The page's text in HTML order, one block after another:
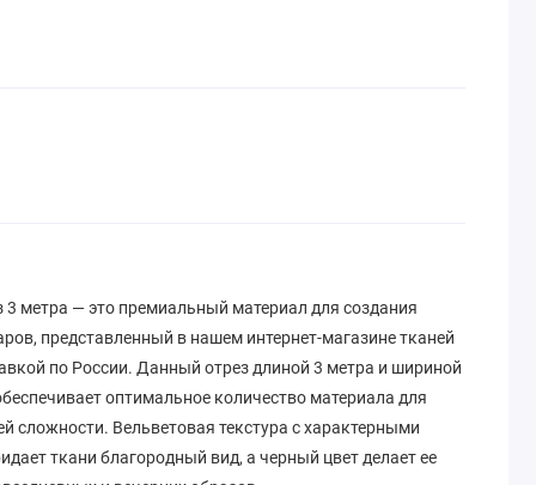
3 метра — это премиальный материал для создания
представленный в нашем интернет-магазине тканей
по России. Данный отрез длиной 3 метра и шириной
оптимальное количество материала для
сложности. Вельветовая текстура с характерными
ткани благородный вид, а черный цвет делает ее